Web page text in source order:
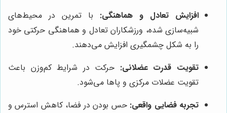
افزایش تعادل و هماهنگی: با تمرین در محیط‌های
شبیه‌سازی شده، ورزشکاران تعادل و هماهنگی حرکتی خود
را به شکل چشمگیری افزایش می‌دهند.
تقویت قدرت عضلانی: حرکت در شرایط کم‌وزن باعث
تقویت عضلات مرکزی و پاها می‌شود.
تجربه فضایی واقعی: حس بودن در فضا، کاهش استرس و